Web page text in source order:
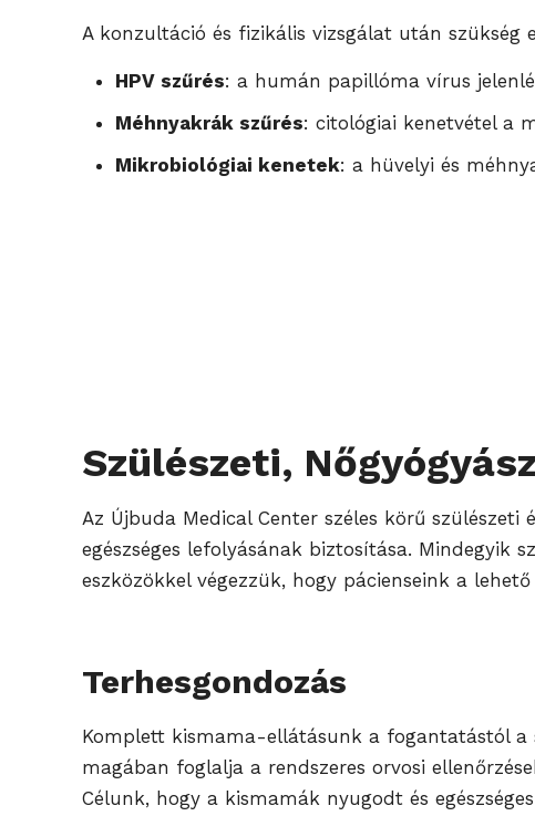
A konzultáció és fizikális vizsgálat után
HPV szűrés: a humán papillóma vírus
Méhnyakrák szűrés: citológiai kenetvétel a
Mikrobiológiai kenetek: a hüvelyi és
Szülészeti,
Az Újbuda Medical Center széles körű szülészeti
egészséges lefolyásának biztosítása. Mindegyik
eszközökkel végezzük, hogy pácienseink a
Terhesgondozás
Komplett kismama-ellátásunk a fogantatástól a
magában foglalja a rendszeres orvosi
Célunk, hogy a kismamák nyugodt és